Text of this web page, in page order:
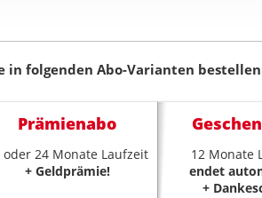
in folgenden Abo-Varianten
Prämienabo
oder 24 Monate Laufzeit
+ Geldprämie!
12 Monate
endet
+